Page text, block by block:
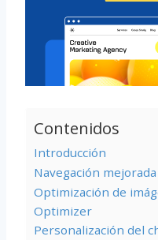
Contenidos
Introducción
Navegación
Optimización de
Optimizer
Personalización del